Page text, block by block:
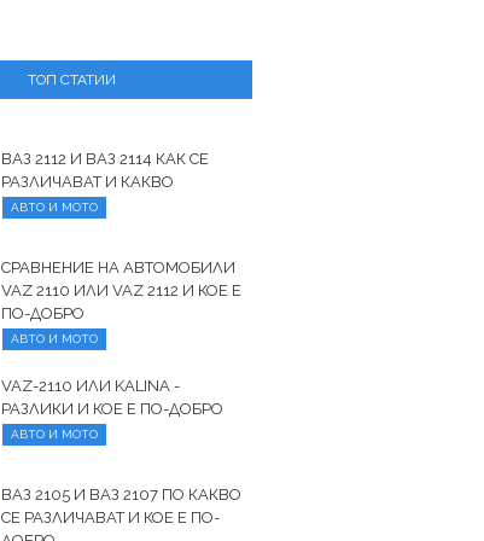
ТОП СТАТИИ
ВАЗ 2112 И ВАЗ 2114 КАК СЕ
РАЗЛИЧАВАТ И КАКВО
АВТО И МОТО
СРАВНЕНИЕ НА АВТОМОБИЛИ
VAZ 2110 ИЛИ VAZ 2112 И КОЕ Е
ПО-ДОБРО
АВТО И МОТО
VAZ-2110 ИЛИ KALINA -
РАЗЛИКИ И КОЕ Е ПО-ДОБРО
АВТО И МОТО
ВАЗ 2105 И ВАЗ 2107 ПО КАКВО
СЕ РАЗЛИЧАВАТ И КОЕ Е ПО-